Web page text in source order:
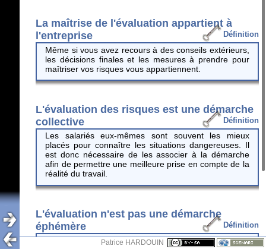
Définition
La maîtrise de l'évaluation appartient à
l'entreprise
Même si vous avez recours à des conseils extérieurs,
les décisions finales et les mesures à prendre pour
maîtriser vos risques vous appartiennent.
Définition
L'évaluation des risques est une démarche
collective
Les salariés eux-mêmes sont souvent les mieux
placés pour connaître les situations dangereuses. Il
est donc nécessaire de les associer à la démarche
afin de permettre une meilleure prise en compte de la
réalité du travail.
Définition
L'évaluation n'est pas une démarche
éphémère
L'évaluation doit être continue dans l'entreprise et
Patrice HARDOUIN